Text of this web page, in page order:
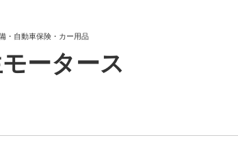
・自動車保険・カー用品